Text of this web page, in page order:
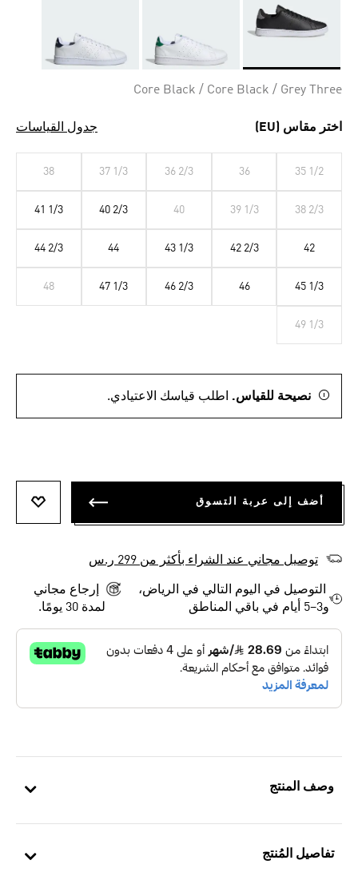
وصف المنتج
تفاصيل المُنتج
Core Black / Core Black / Grey Three
اختر مقاس (EU) جدول القياسات
35 1/2
36
36 2/3
37 1/3
38
38 2/3
39 1/3
40
40 2/3
41 1/3
42
42 2/3
43 1/3
44
44 2/3
45 1/3
46
46 2/3
47 1/3
48
49 1/3
نصيحة للقياس. اطلب قياسك الاعتيادي.
أضف إلى عربة التسوق
توصيل مجاني عند الشراء بأكثر من 299 ر.س
التوصيل في اليوم التالي في الرياض،
و3–5 أيام في باقي المناطق
إرجاع مجاني
لمدة 30 يومًا.